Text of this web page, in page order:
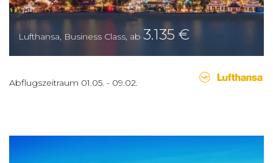
Lufthansa, Business Class, ab 3.135 €
Abflugszeitraum 01.05. - 09.02.